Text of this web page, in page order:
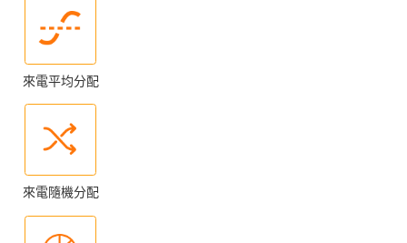
來電平均分配
來電隨機分配